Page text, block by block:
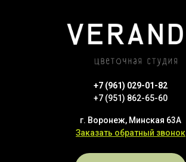
+7 (961) 029-01-82
+7 (951) 862-65-60
г. Воронеж, Минская 63А
Заказать обратный звонок